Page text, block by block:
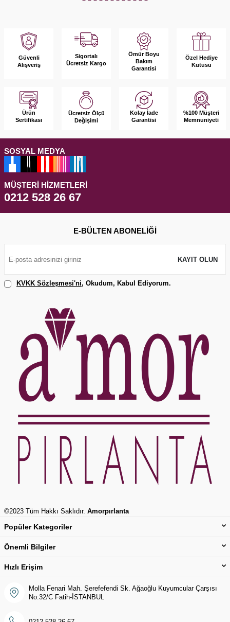
Güvenli
Alışveriş
Sigortalı
Ücretsiz Kargo
Ömür Boyu
Bakım
Garantisi
Özel Hediye
Kutusu
Ürün
Sertifikası
Ücretsiz Ölçü
Değişimi
Kolay İade
Garantisi
%100 Müşteri
Memnuniyeti
SOSYAL MEDYA
MÜŞTERI HIZMETLERI
0212 528 26 67
E-BÜLTEN ABONELIĞI
KAYIT OLUN
KVKK Sözleşmesi'ni, Okudum, Kabul Ediyorum.
©2023 Tüm Hakkı Saklıdır. Amorpırlanta
Popüler Kategoriler
Önemli Bilgiler
Hızlı Erişim
Molla Fenari Mah. Şerefefendi Sk. Ağaoğlu Kuyumcular Çarşısı
No:32/C Fatih-İSTANBUL